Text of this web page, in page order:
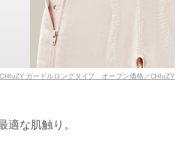
CHIuZY ガードルロングタイプ オープン価格／CHIuZY
適な肌触り。